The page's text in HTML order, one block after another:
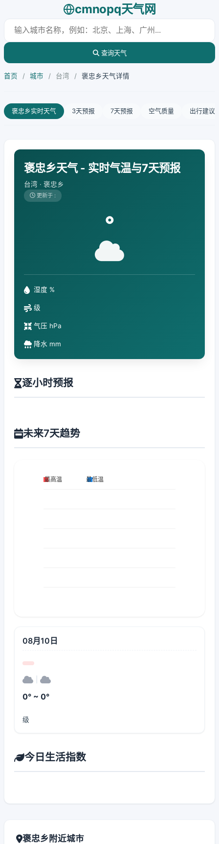
cmnopq天气网
查询天气
首页 / 城市 / 台湾 / 褒忠乡天气详情
褒忠乡实时天气 3天预报 7天预报 空气质量 出行建议
褒忠乡天气 - 实时气温与7天预报
台湾 · 褒忠乡
更新于 :
°
湿度 %
级
气压 hPa
降水 mm
逐小时预报
未来7天趋势
08月10日
0° ~ 0°
级
今日生活指数
褒忠乡附近城市